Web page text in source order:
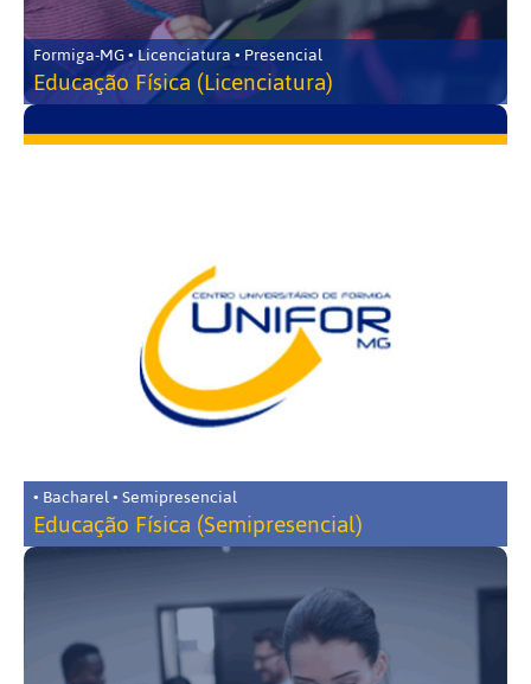
Formiga-MG • Licenciatura • Presencial
Educação Física (Licenciatura)
• Bacharel • Semipresencial
Educação Física (Semipresencial)